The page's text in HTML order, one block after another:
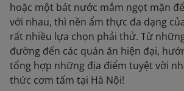
hoặc một bát nước mắm ngọt mặn
với nhau, thì nền ẩm thực đa dạng
rất nhiều lựa chọn phải thử. Từ
đường đến các quán ăn hiện đại,
tổng hợp những địa điểm tuyệt vời
thức cơm tấm tại Hà Nội!